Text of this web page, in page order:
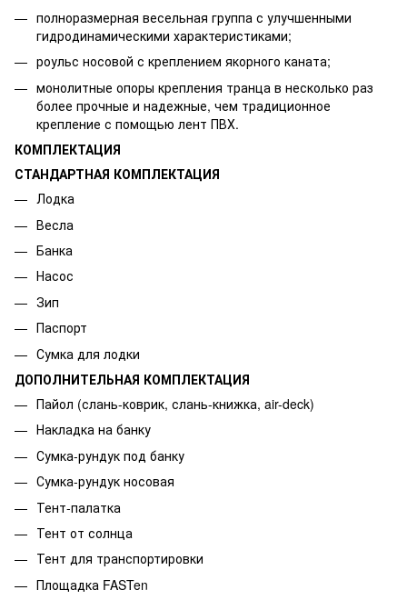
полноразмерная весельная группа с улучшенными
гидродинамическими характеристиками;
роульс носовой с креплением якорного каната;
монолитные опоры крепления транца в несколько раз
более прочные и надежные, чем традиционное
крепление с помощью лент ПВХ.
КОМПЛЕКТАЦИЯ
СТАНДАРТНАЯ КОМПЛЕКТАЦИЯ
Лодка
Весла
Банка
Насос
Зип
Паспорт
Сумка для лодки
ДОПОЛНИТЕЛЬНАЯ КОМПЛЕКТАЦИЯ
Пайол (слань-коврик, слань-книжка, air-deck)
Накладка на банку
Сумка-рундук под банку
Сумка-рундук носовая
Тент-палатка
Тент от солнца
Тент для транспортировки
Площадка FASTen